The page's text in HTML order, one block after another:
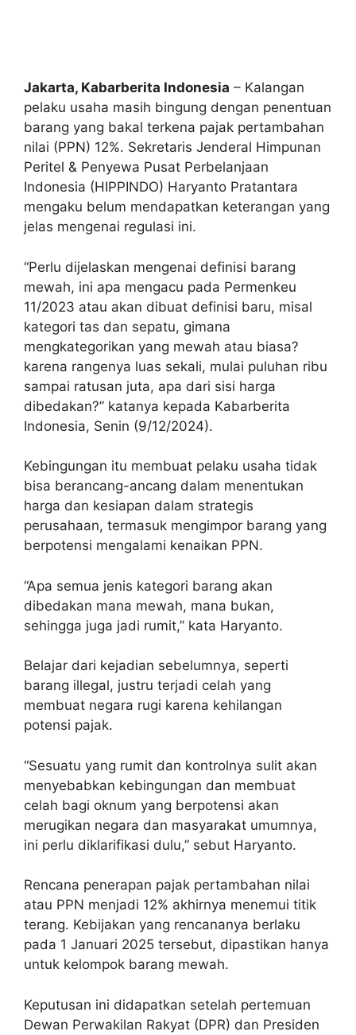
Jakarta, Kabarberita Indonesia – Kalangan
pelaku usaha masih bingung dengan penentuan
barang yang bakal terkena pajak pertambahan
nilai (PPN) 12%. Sekretaris Jenderal Himpunan
Peritel & Penyewa Pusat Perbelanjaan
Indonesia (HIPPINDO) Haryanto Pratantara
mengaku belum mendapatkan keterangan yang
jelas mengenai regulasi ini.
“Perlu dijelaskan mengenai definisi barang
mewah, ini apa mengacu pada Permenkeu
11/2023 atau akan dibuat definisi baru, misal
kategori tas dan sepatu, gimana
mengkategorikan yang mewah atau biasa?
karena rangenya luas sekali, mulai puluhan ribu
sampai ratusan juta, apa dari sisi harga
dibedakan?” katanya kepada Kabarberita
Indonesia, Senin (9/12/2024).
Kebingungan itu membuat pelaku usaha tidak
bisa berancang-ancang dalam menentukan
harga dan kesiapan dalam strategis
perusahaan, termasuk mengimpor barang yang
berpotensi mengalami kenaikan PPN.
“Apa semua jenis kategori barang akan
dibedakan mana mewah, mana bukan,
sehingga juga jadi rumit,” kata Haryanto.
Belajar dari kejadian sebelumnya, seperti
barang illegal, justru terjadi celah yang
membuat negara rugi karena kehilangan
potensi pajak.
“Sesuatu yang rumit dan kontrolnya sulit akan
menyebabkan kebingungan dan membuat
celah bagi oknum yang berpotensi akan
merugikan negara dan masyarakat umumnya,
ini perlu diklarifikasi dulu,” sebut Haryanto.
Rencana penerapan pajak pertambahan nilai
atau PPN menjadi 12% akhirnya menemui titik
terang. Kebijakan yang rencananya berlaku
pada 1 Januari 2025 tersebut, dipastikan hanya
untuk kelompok barang mewah.
Keputusan ini didapatkan setelah pertemuan
Dewan Perwakilan Rakyat (DPR) dan Presiden